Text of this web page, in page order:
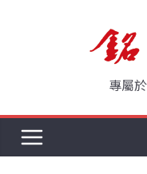
專屬